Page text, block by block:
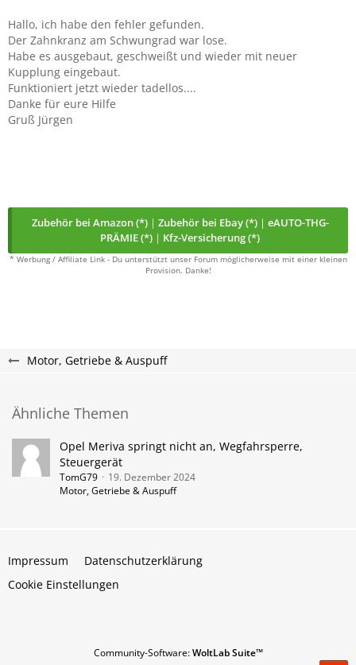
Hallo, ich habe den fehler gefunden.
Der Zahnkranz am Schwungrad war lose.
Habe es ausgebaut, geschweißt und wieder mit neuer
Kupplung eingebaut.
Funktioniert jetzt wieder tadellos....
Danke für eure Hilfe
Gruß Jürgen
Zubehör bei Amazon (*)| Zubehör bei Ebay (*)| eAUTO-THG-
PRÄMIE (*) | Kfz-Versicherung (*)
* Werbung / Affiliate Link - Du unterstützt unser Forum möglicherweise mit einer kleinen
Provision. Danke!
Motor, Getriebe & Auspuff
Ähnliche Themen
Opel Meriva springt nicht an, Wegfahrsperre,
Steuergerät
TomG79
19. Dezember 2024
Motor, Getriebe & Auspuff
Impressum
Datenschutzerklärung
Cookie Einstellungen
Community-Software:WoltLab Suite™